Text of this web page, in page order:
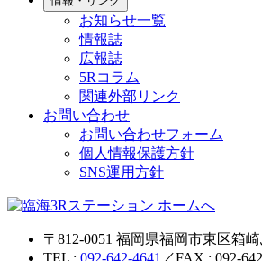
お知らせ一覧
情報誌
広報誌
5Rコラム
関連外部リンク
お問い合わせ
お問い合わせフォーム
個人情報保護方針
SNS運用方針
〒812-0051 福岡県福岡市東区箱